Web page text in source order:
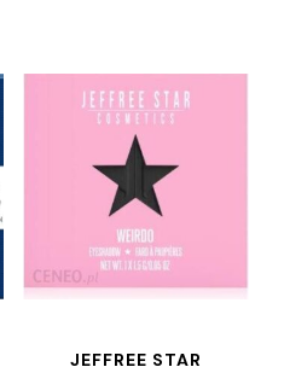
JEFFREE STAR